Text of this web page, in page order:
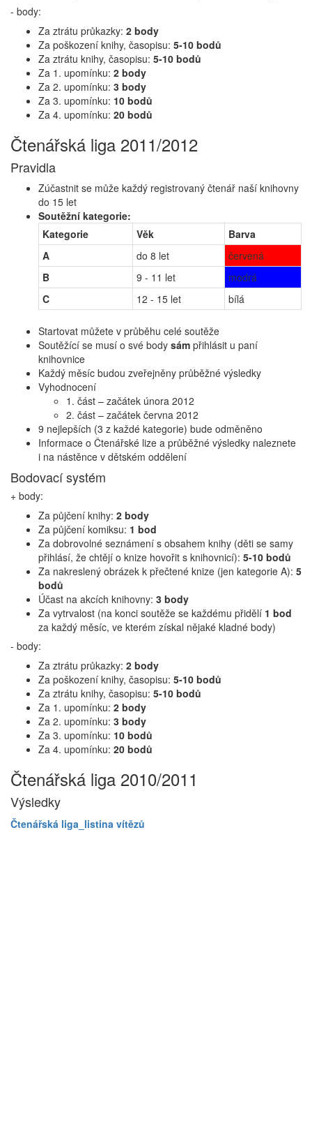
- body:
Za ztrátu průkazky: 2 body
Za poškození knihy, časopisu: 5-10 bodů
Za ztrátu knihy, časopisu: 5-10 bodů
Za 1. upomínku: 2 body
Za 2. upomínku: 3 body
Za 3. upomínku: 10 bodů
Za 4. upomínku: 20 bodů
Čtenářská liga 2011/2012
Pravidla
Zúčastnit se může každý registrovaný čtenář naší knihovny
do 15 let
Soutěžní kategorie:
Kategorie
Věk
Barva
A
do 8 let
červená
B
9 - 11 let
modrá
C
12 - 15 let bílá
Startovat můžete v průběhu celé soutěže
Soutěžící se musí o své body sám přihlásit u paní
knihovnice
Každý měsíc budou zveřejněny průběžné výsledky
Vyhodnocení
1. část – začátek února 2012
2. část – začátek června 2012
9 nejlepších (3 z každé kategorie) bude odměněno
Informace o Čtenářské lize a průběžné výsledky naleznete
i na nástěnce v dětském oddělení
Bodovací systém
+ body:
Za půjčení knihy: 2 body
Za půjčení komiksu: 1 bod
Za dobrovolné seznámení s obsahem knihy (děti se samy
přihlásí, že chtějí o knize hovořit s knihovnicí): 5-10 bodů
Za nakreslený obrázek k přečtené knize (jen kategorie A): 5
bodů
Účast na akcích knihovny: 3 body
Za vytrvalost (na konci soutěže se každému přidělí 1 bod
za každý měsíc, ve kterém získal nějaké kladné body)
- body:
Za ztrátu průkazky: 2 body
Za poškození knihy, časopisu: 5-10 bodů
Za ztrátu knihy, časopisu: 5-10 bodů
Za 1. upomínku: 2 body
Za 2. upomínku: 3 body
Za 3. upomínku: 10 bodů
Za 4. upomínku: 20 bodů
Čtenářská liga 2010/2011
Výsledky
Čtenářská liga_listina vítězů